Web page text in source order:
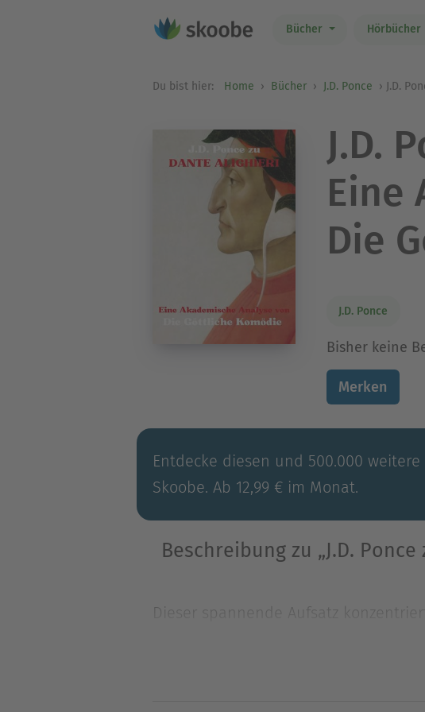
Bücher Hörbücher
Du bist hier: Home Bücher J.D. Ponce J.D.
J.D.
Eine
Die
J.D. Ponce
Bisher keine
Merken
Entdecke diesen und 500.000
Skoobe. Ab 12,99 € im Monat.
Beschreibung zu „J.D.
Dieser spannende Aufsatz
Dieser spannende Aufsatz